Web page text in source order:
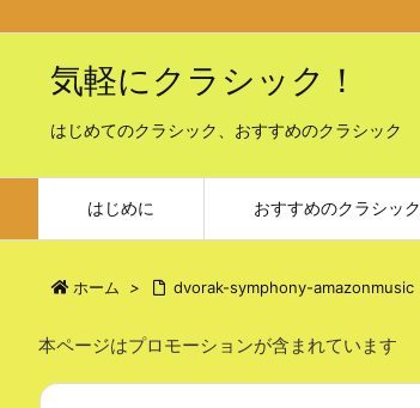
気軽にクラシック！
はじめてのクラシック、おすすめのクラシック
はじめに おすすめのクラシック
ホーム > dvorak-symphony-amazonmusic
本ページはプロモーションが含まれています